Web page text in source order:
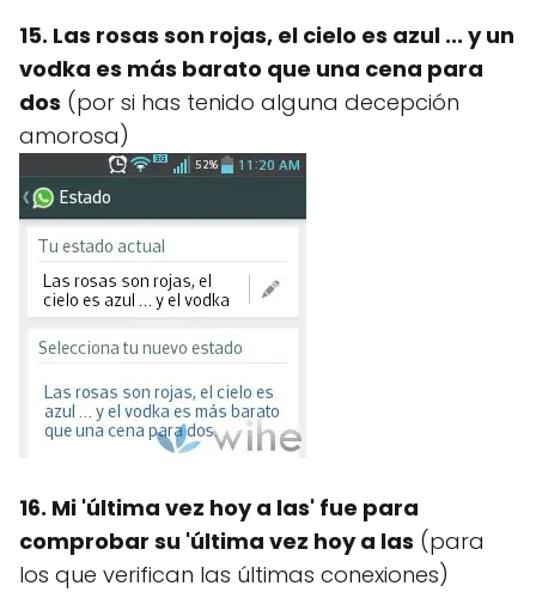
15. Las rosas son rojas, el cielo es azul ... y un
vodka es más barato que una cena para
dos (por si has tenido alguna decepción
amorosa)
16. Mi 'última vez hoy a las' fue para
comprobar su 'última vez hoy a las (para
los que verifican las últimas conexiones)